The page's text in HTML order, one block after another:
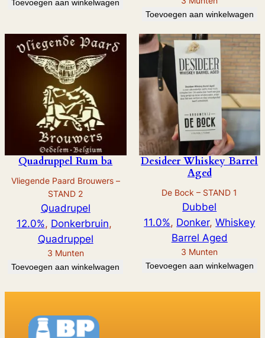
n
a
l
Toevoegen aan winkelwagen
Toevoegen aan winkelwagen
Quadruppel Rum ba
Vliegende Paard Brouwers –
STAND 2
Quadrupel
12.0%, Donkerbruin
Quadruppel
3 Munten
Toevoegen aan winkelwagen
Desideer Whiskey Barrel
Aged
De Bock – STAND 1
Dubbel
11.0%, Donker, Whiskey
Barrel Aged
3 Munten
Toevoegen aan winkelwagen